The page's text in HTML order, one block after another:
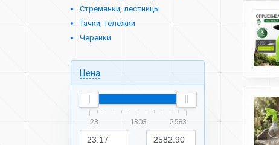
Стремянки, лестницы
Тачки, тележки
Черенки
Цена
23 1303 2583